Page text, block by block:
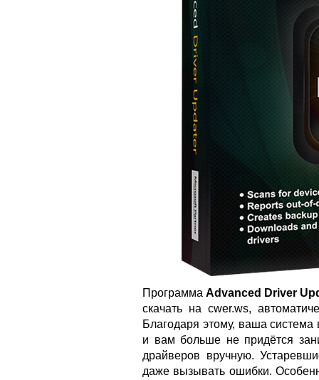
ПрограммаAdvanced Driver
скачать на cwer.ws,
Благодаря этому, ваша
и вам больше не придётся
драйверов вручную.
даже вызывать ошибки.